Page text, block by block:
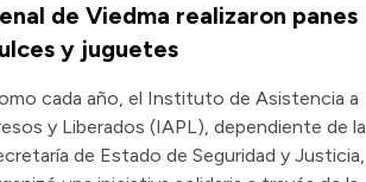
de Viedma realizaron panes
y juguetes
cada año, el Instituto de Asistencia a
y Liberados (IAPL), dependiente de la
de Estado de Seguridad y Justicia,